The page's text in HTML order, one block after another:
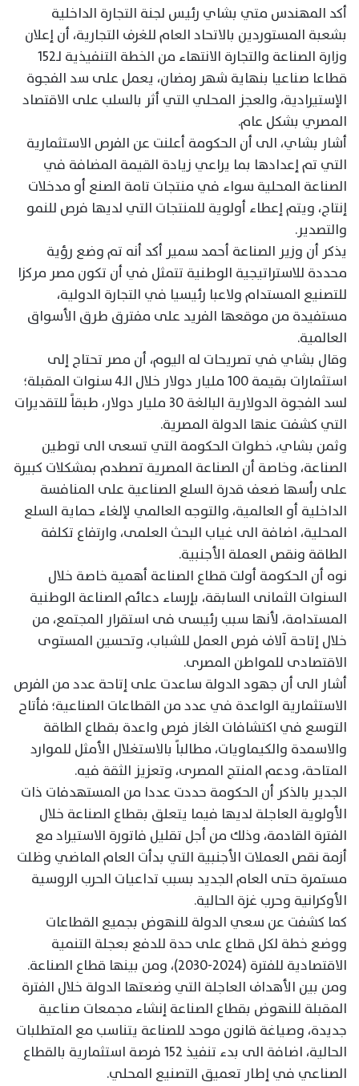
أكد المهندس متي بشاي رئيس لجنة التجارة الداخلية
بشعبة المستوردين بالاتحاد العام للغرف التجارية، أن إعلان
وزارة الصناعة والتجارة الانتهاء من الخطة التنفيذية لـ152
قطاعا صناعيا بنهاية شهر رمضان، يعمل على سد الفجوة
الإستيرادية، والعجز المحلي التي أثر بالسلب على الاقتصاد
المصري بشكل عام.
أشار بشاي، الى أن الحكومة أعلنت عن الفرص الاستثمارية
التي تم إعدادها بما يراعي زيادة القيمة المضافة في
الصناعة المحلية سواء في منتجات تامة الصنع أو مدخلات
إنتاج، ويتم إعطاء أولوية للمنتجات التي لديها فرص للنمو
والتصدير.
يذكر أن وزير الصناعة أحمد سمير أكد أنه تم وضع رؤية
محددة للاستراتيجية الوطنية تتمثل في أن تكون مصر مركزا
للتصنيع المستدام ولاعبا رئيسيا في التجارة الدولية،
مستفيدة من موقعها الفريد على مفترق طرق الأسواق
العالمية.
وقال بشاي في تصريحات له اليوم، أن مصر تحتاج إلى
استثمارات بقيمة 100 مليار دولار خلال الـ4 سنوات المقبلة؛
لسد الفجوة الدولارية البالغة 30 مليار دولار، طبقاً للتقديرات
التي كشفت عنها الدولة المصرية.
وثمن بشاي، خطوات الحكومة التي تسعى الى توطين
الصناعة، وخاصة أن الصناعة المصرية تصطدم بمشكلات كبيرة
على رأسها ضعف قدرة السلع الصناعية على المنافسة
الداخلية أو العالمية، والتوجه العالمي لإلغاء حماية السلع
المحلية، اضافة الى غياب البحث العلمى، وارتفاع تكلفة
الطاقة ونقص العملة الأجنبية.
نوه أن الحكومة أولت قطاع الصناعة أهمية خاصة خلال
السنوات الثمانى السابقة، بإرساء دعائم الصناعة الوطنية
المستدامة، لأنها سبب رئيسى فى استقرار المجتمع، من
خلال إتاحة آلاف فرص العمل للشباب، وتحسين المستوى
الاقتصادى للمواطن المصرى.
أشار الى أن جهود الدولة ساعدت على إتاحة عدد من الفرص
الاستثمارية الواعدة في عدد من القطاعات الصناعية؛ فأتاح
التوسع في اكتشافات الغاز فرص واعدة بقطاع الطاقة
والاسمدة والكيماويات، مطالباً بالاستغلال الأمثل للموارد
المتاحة، ودعم المنتج المصرى، وتعزيز الثقة فيه.
الجدير بالذكر أن الحكومة حددت عددا من المستهدفات ذات
الأولوية العاجلة لديها فيما يتعلق بقطاع الصناعة خلال
الفترة القادمة، وذلك من أجل تقليل فاتورة الاستيراد مع
أزمة نقص العملات الأجنبية التي بدأت العام الماضي وظلت
مستمرة حتى العام الجديد بسبب تداعيات الحرب الروسية
الأوكرانية وحرب غزة الحالية.
كما كشفت عن سعي الدولة للنهوض بجميع القطاعات
ووضع خطة لكل قطاع على حدة للدفع بعجلة التنمية
الاقتصادية للفترة (2024-2030)، ومن بينها قطاع الصناعة.
ومن بين الأهداف العاجلة التي وضعتها الدولة خلال الفترة
المقبلة للنهوض بقطاع الصناعة إنشاء مجمعات صناعية
جديدة، وصياغة قانون موحد للصناعة يتناسب مع المتطلبات
الحالية، اضافة الى بدء تنفيذ 152 فرصة استثمارية بالقطاع
الصناعي في إطار تعميق التصنيع المحلي.